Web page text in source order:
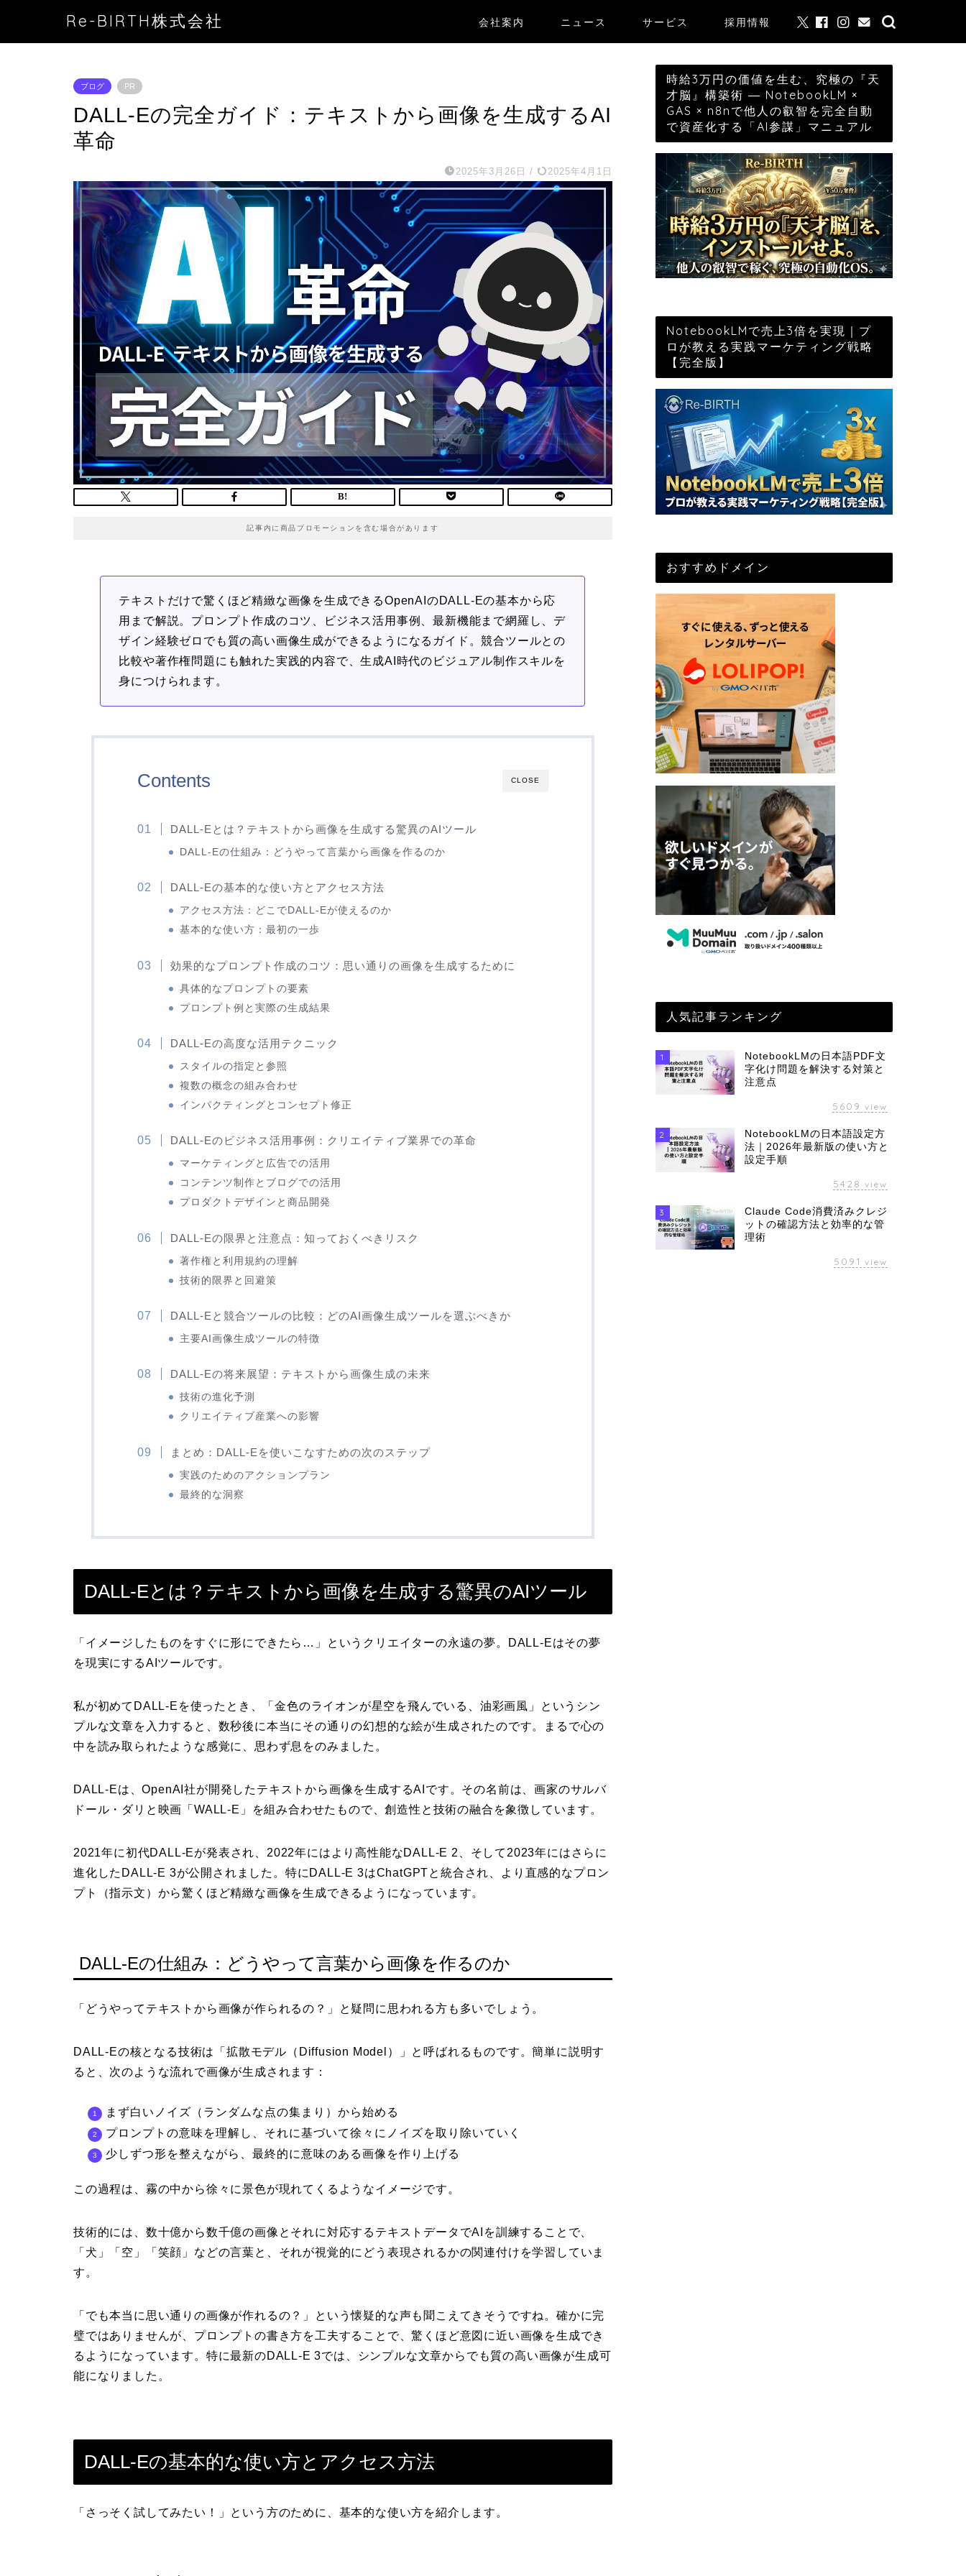
Re-BIRTH株式会社 会社案内 ニュース サービス 採用情報
ブログ PR
DALL-Eの完全ガイド：テキストから画像を生成するAI
革命
2025年3月26日 / 2025年4月1日
記事内に商品プロモーションを含む場合があります
テキストだけで驚くほど精緻な画像を生成できるOpenAIのDALL-Eの基本から応
用まで解説。プロンプト作成のコツ、ビジネス活用事例、最新機能まで網羅し、デ
ザイン経験ゼロでも質の高い画像生成ができるようになるガイド。競合ツールとの
比較や著作権問題にも触れた実践的内容で、生成AI時代のビジュアル制作スキルを
身につけられます。
CLOSE
Contents
DALL-Eとは？テキストから画像を生成する驚異のAIツール
DALL-Eの仕組み：どうやって言葉から画像を作るのか
DALL-Eの基本的な使い方とアクセス方法
アクセス方法：どこでDALL-Eが使えるのか
基本的な使い方：最初の一歩
効果的なプロンプト作成のコツ：思い通りの画像を生成するために
具体的なプロンプトの要素
プロンプト例と実際の生成結果
DALL-Eの高度な活用テクニック
スタイルの指定と参照
複数の概念の組み合わせ
インパクティングとコンセプト修正
DALL-Eのビジネス活用事例：クリエイティブ業界での革命
マーケティングと広告での活用
コンテンツ制作とブログでの活用
プロダクトデザインと商品開発
DALL-Eの限界と注意点：知っておくべきリスク
著作権と利用規約の理解
技術的限界と回避策
DALL-Eと競合ツールの比較：どのAI画像生成ツールを選ぶべきか
主要AI画像生成ツールの特徴
DALL-Eの将来展望：テキストから画像生成の未来
技術の進化予測
クリエイティブ産業への影響
まとめ：DALL-Eを使いこなすための次のステップ
実践のためのアクションプラン
最終的な洞察
DALL-Eとは？テキストから画像を生成する驚異のAIツール
「イメージしたものをすぐに形にできたら…」というクリエイターの永遠の夢。DALL-Eはその夢
を現実にするAIツールです。
私が初めてDALL-Eを使ったとき、「金色のライオンが星空を飛んでいる、油彩画風」というシン
プルな文章を入力すると、数秒後に本当にその通りの幻想的な絵が生成されたのです。まるで心の
中を読み取られたような感覚に、思わず息をのみました。
DALL-Eは、OpenAI社が開発したテキストから画像を生成するAIです。その名前は、画家のサルバ
ドール・ダリと映画「WALL-E」を組み合わせたもので、創造性と技術の融合を象徴しています。
2021年に初代DALL-Eが発表され、2022年にはより高性能なDALL-E 2、そして2023年にはさらに
進化したDALL-E 3が公開されました。特にDALL-E 3はChatGPTと統合され、より直感的なプロン
プト（指示文）から驚くほど精緻な画像を生成できるようになっています。
DALL-Eの仕組み：どうやって言葉から画像を作るのか
「どうやってテキストから画像が作られるの？」と疑問に思われる方も多いでしょう。
DALL-Eの核となる技術は「拡散モデル（Diffusion Model）」と呼ばれるものです。簡単に説明す
ると、次のような流れで画像が生成されます：
まず白いノイズ（ランダムな点の集まり）から始める
プロンプトの意味を理解し、それに基づいて徐々にノイズを取り除いていく
少しずつ形を整えながら、最終的に意味のある画像を作り上げる
この過程は、霧の中から徐々に景色が現れてくるようなイメージです。
技術的には、数十億から数千億の画像とそれに対応するテキストデータでAIを訓練することで、
「犬」「空」「笑顔」などの言葉と、それが視覚的にどう表現されるかの関連付けを学習していま
す。
「でも本当に思い通りの画像が作れるの？」という懐疑的な声も聞こえてきそうですね。確かに完
璧ではありませんが、プロンプトの書き方を工夫することで、驚くほど意図に近い画像を生成でき
るようになっています。特に最新のDALL-E 3では、シンプルな文章からでも質の高い画像が生成可
能になりました。
DALL-Eの基本的な使い方とアクセス方法
「さっそく試してみたい！」という方のために、基本的な使い方を紹介します。
時給3万円の価値を生む、究極の『天
才脳』構築術 ― NotebookLM ×
GAS × n8nで他人の叡智を完全自動
で資産化する「AI参謀」マニュアル
NotebookLMで売上3倍を実現｜プ
ロが教える実践マーケティング戦略
【完全版】
おすすめドメイン
人気記事ランキング
1
NotebookLMの日本語PDF文
字化け問題を解決する対策と
注意点
5609 view
2
NotebookLMの日本語設定方
法｜2026年最新版の使い方と
設定手順
5428 view
3
Claude Code消費済みクレジ
ットの確認方法と効率的な管
理術
5091 view